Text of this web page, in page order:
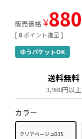
[ 8 ポイント進呈 ]
販売価格 ¥880
ゆうパケットOK
送料無料
3,980円以上
カラー
クリアベージュ035